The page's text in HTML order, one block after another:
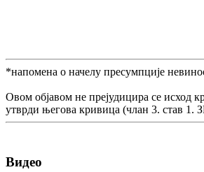
*напомена о начелу пресумпције
Овом објавом не прејудицира се исход
утврди његова кривица (члан 3. став 1.
Видео